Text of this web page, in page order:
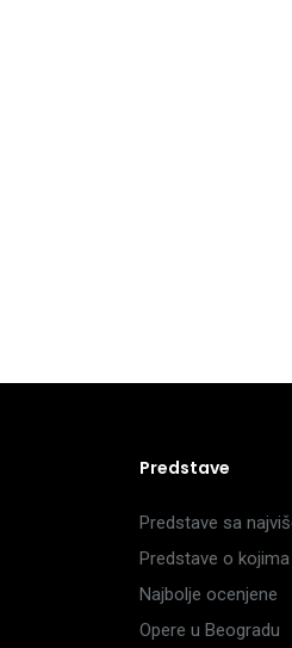
Predstave
Predstave sa
Predstave o
Najbolje ocenjene
Opere u Beogradu